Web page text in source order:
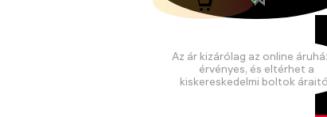
Az ár kizárólag az online
érvényes, és eltérhet a
kiskereskedelmi boltok